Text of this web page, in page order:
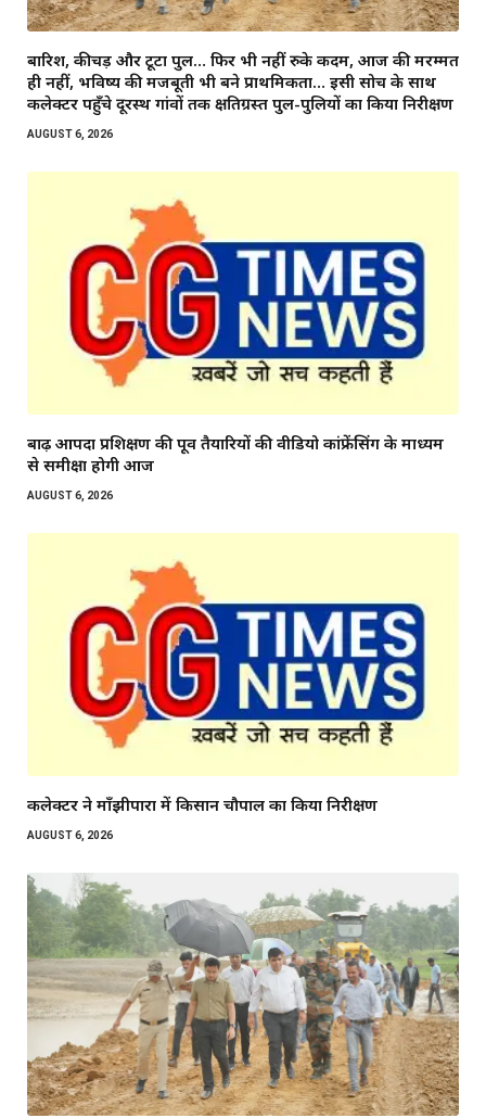
बारिश, कीचड़ और टूटा पुल… फिर भी नहीं रुके कदम, आज की मरम्मत
ही नहीं, भविष्य की मजबूती भी बने प्राथमिकता… इसी सोच के साथ
कलेक्टर पहुँचे दूरस्थ गांवों तक क्षतिग्रस्त पुल-पुलियों का किया निरीक्षण
AUGUST 6, 2026
बाढ़ आपदा प्रशिक्षण की पूर्व तैयारियों की वीडियो कांफ्रेंसिंग के माध्यम
से समीक्षा होगी आज
AUGUST 6, 2026
कलेक्टर ने माँझीपारा में किसान चौपाल का किया निरीक्षण
AUGUST 6, 2026